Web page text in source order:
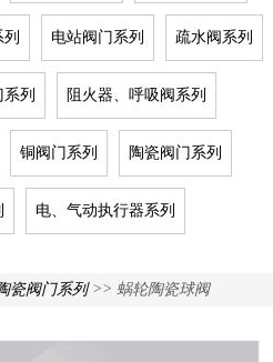
电站阀门系列 疏水阀系列
列 阻火器、呼吸阀系列
铜阀门系列 陶瓷阀门系列
电、气动执行器系列
瓷阀门系列>> 蜗轮陶瓷球阀